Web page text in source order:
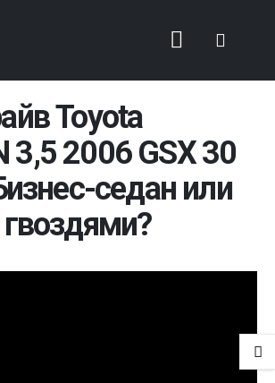
Toyota
3,5 2006 GSX 30
седан или